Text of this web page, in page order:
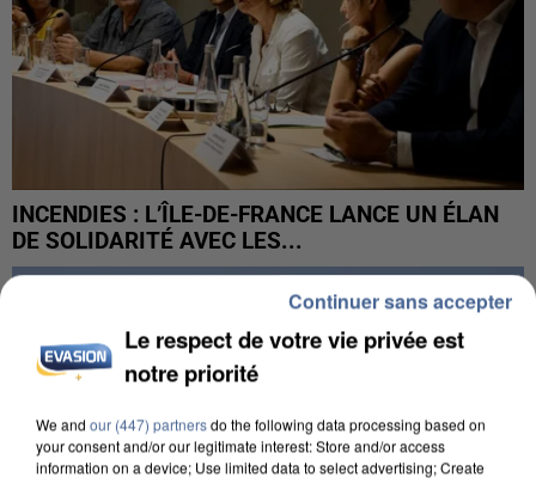
INCENDIES : L’ÎLE-DE-FRANCE LANCE UN ÉLAN
DE SOLIDARITÉ AVEC LES...
Le respect de votre vie privée est
notre priorité
We and our (447) partnersdo the following data processing based on
your consent and/or our legitimate interest: Store and/or access
information on a device; Use limited data to select advertising; Create
Continuer sans accepter